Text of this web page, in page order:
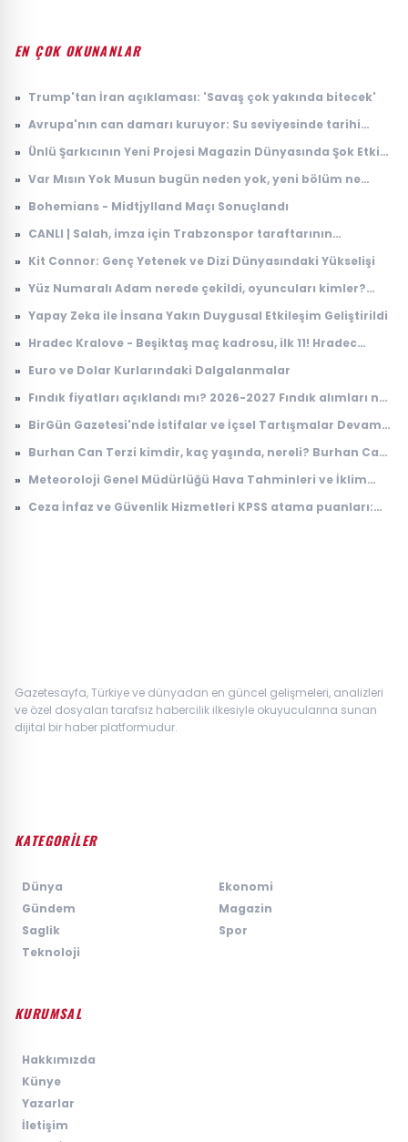
EN ÇOK OKUNANLAR
» Trump'tan İran açıklaması: 'Savaş çok yakında bitecek'
» Avrupa'nın can damarı kuruyor: Su seviyesinde tarihi
» Ünlü Şarkıcının Yeni Projesi Magazin Dünyasında Şok Etkisi
» Var Mısın Yok Musun bugün neden yok, yeni bölüm ne
» Bohemians - Midtjylland Maçı Sonuçlandı
» CANLI | Salah, imza için Trabzonspor taraftarının
» Kit Connor: Genç Yetenek ve Dizi Dünyasındaki Yükselişi
» Yüz Numaralı Adam nerede çekildi, oyuncuları kimler?
zaman çekildi?
» Yapay Zeka ile İnsana Yakın Duygusal Etkileşim Geliştirildi
» Hradec Kralove - Beşiktaş maç kadrosu, ilk 11! Hradec
» Euro ve Dolar Kurlarındaki Dalgalanmalar
» Fındık fiyatları açıklandı mı? 2026-2027 Fındık alımları ne
» BirGün Gazetesi'nde İstifalar ve İçsel Tartışmalar Devam
» Burhan Can Terzi kimdir, kaç yaşında, nereli? Burhan Can
» Meteoroloji Genel Müdürlüğü Hava Tahminleri ve İklim
» Ceza İnfaz ve Güvenlik Hizmetleri KPSS atama puanları:
Gazetesayfa, Türkiye ve dünyadan en güncel gelişmeleri, analizleri
ve özel dosyaları tarafsız habercilik ilkesiyle okuyucularına sunan
dijital bir haber platformudur.
KATEGORİLER
Dünya
Ekonomi
Gündem
Magazin
Saglik
Spor
Teknoloji
KURUMSAL
Hakkımızda
Künye
Yazarlar
İletişim